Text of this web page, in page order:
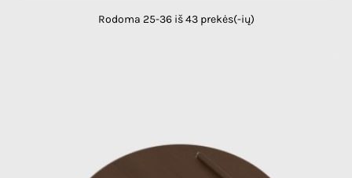
Rodoma 25-36 iš 43 prekės(-ių)